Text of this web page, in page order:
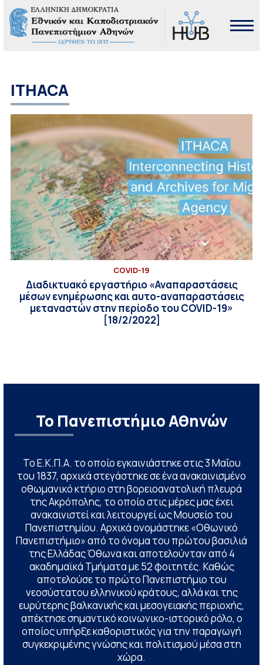
ITHACA
COVID-19
Διαδικτυακό εργαστήριο «Αναπαραστάσεις
μέσων ενημέρωσης και αυτο-αναπαραστάσεις
μεταναστών στην περίοδο του COVID-19»
[18/2/2022]
Το Πανεπιστήμιο Αθηνών
Το Ε.Κ.Π.Α. το οποίο εγκαινιάστηκε στις 3 Μαΐου
του 1837, αρχικά στεγάστηκε σε ένα ανακαινισμένο
οθωμανικό κτήριο στη βορειοανατολική πλευρά
της Ακρόπολης, το οποίο στις μέρες μας έχει
ανακαινιστεί και λειτουργεί ως Μουσείο του
Πανεπιστημίου. Αρχικά ονομάστηκε «Οθωνικό
Πανεπιστήμιο» από το όνομα του πρώτου βασιλιά
της Ελλάδας Όθωνα και αποτελούνταν από 4
ακαδημαϊκά Τμήματα με 52 φοιτητές. Καθώς
αποτελούσε το πρώτο Πανεπιστήμιο του
νεοσύστατου ελληνικού κράτους, αλλά και της
ευρύτερης βαλκανικής και μεσογειακής περιοχής,
απέκτησε σημαντικό κοινωνικο-ιστορικό ρόλο, ο
οποίος υπήρξε καθοριστικός για την παραγωγή
συγκεκριμένης γνώσης και πολιτισμού μέσα στη
χώρα.